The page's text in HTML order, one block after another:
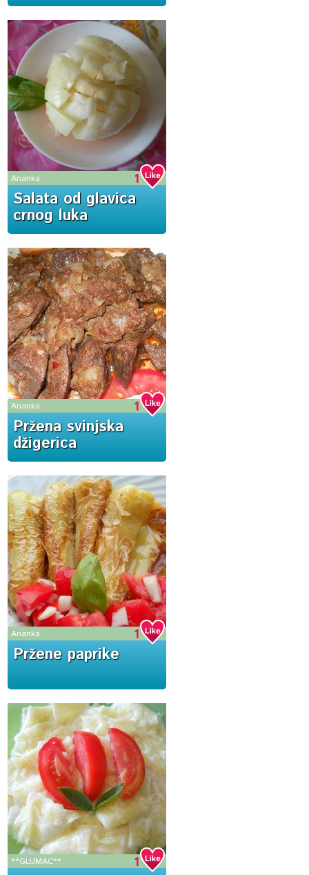
Ananka 1
Salata od glavica
crnog luka
Ananka 1
Pržena svinjska
džigerica
Ananka 1
Pržene paprike
**GLUMAC** 1